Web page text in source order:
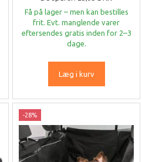
Få på lager – men kan bestilles
frit. Evt. manglende varer
eftersendes gratis inden for 2–3
dage.
Læg i kurv
-28%